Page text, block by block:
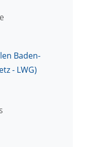
Baden-
- LWG)